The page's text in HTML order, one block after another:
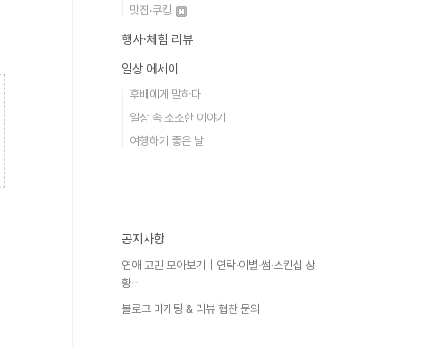
맛집·쿠킹
행사·체험 리뷰
일상 에세이
후배에게 말하다
일상 속 소소한 이야기
여행하기 좋은 날
공지사항
연애 고민 모아보기｜연락·이별·썸·스킨십 상
황⋯
블로그 마케팅 & 리뷰 협찬 문의